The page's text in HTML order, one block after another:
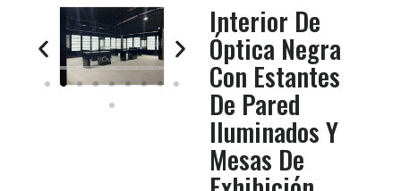
Interior De
Óptica Negra
Con Estantes
De Pared
Iluminados Y
Mesas De